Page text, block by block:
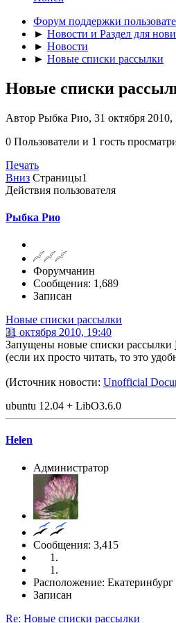
Форум поддержки
► Новости и Раздел для
► Новости
► Новые списки рассылки
Новые списки
Автор Рыбка Рио, 31 октября 2010,
0 Пользователи и 1 гость
Печать
Вниз Страницы1
Действия пользователя
Рыбка Рио
Форумчанин
Сообщения: 1,689
Записан
Новые списки рассылки
31 октября 2010, 19:40
Запущены новые списки рассылки
(если их просто читать, то это
(Источник новости: Unofficial
ubuntu 12.04 + LibO3.6.0
Helen
Администратор
Сообщения: 3,415
Расположение: Екатеринбург
Записан
Re: Новые списки рассылки